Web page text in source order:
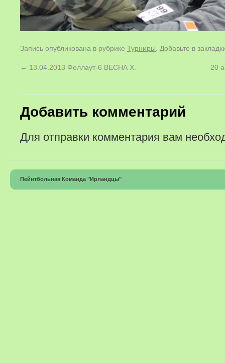
Запись опубликована в рубрике Турниры. Добавьте в
← 13.04.2013 Фоллаут-6 ВЕСНА X. 20
Добавить комментарий
Для отправки комментария вам
Пейнтбольная Команда "Ирландцы"